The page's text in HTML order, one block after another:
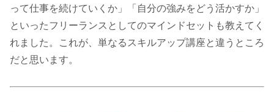
って仕事を続けていくか」「自分の強みをどう活かすか」
といったフリーランスとしてのマインドセットも教えてく
れました。これが、単なるスキルアップ講座と違うところ
だと思います。